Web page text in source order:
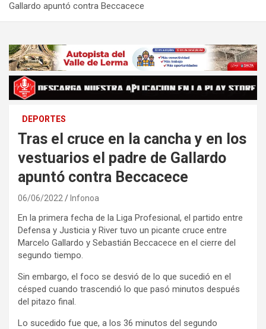
Gallardo apuntó contra Beccacece
DEPORTES
Tras el cruce en la cancha y en los
vestuarios el padre de Gallardo
apuntó contra Beccacece
06/06/2022 Infonoa
En la primera fecha de la Liga Profesional, el partido entre
Defensa y Justicia y River tuvo un picante cruce entre
Marcelo Gallardo y Sebastián Beccacece en el cierre del
segundo tiempo.
Sin embargo, el foco se desvió de lo que sucedió en el
césped cuando trascendió lo que pasó minutos después
del pitazo final.
Lo sucedido fue que, a los 36 minutos del segundo